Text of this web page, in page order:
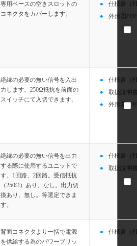
専用ベースの空きスロットの
コネクタをカバーします。
仕様書（
外形図
絶縁の必要の無い信号を入出
力します。250Ω抵抗を前面の
スイッチにて入切できます。
仕様書（
取扱説明
外形図
絶縁の必要の無い信号を出力
する際に使用するユニットで
す。1回路、2回路。受信抵抗
（250Ω）あり、なし。出力切
換あり、無し。等選定できま
す。
仕様書（
取扱説明
背面コネクタより一括で電源
を供給する為のパワーブリッ
仕様書（